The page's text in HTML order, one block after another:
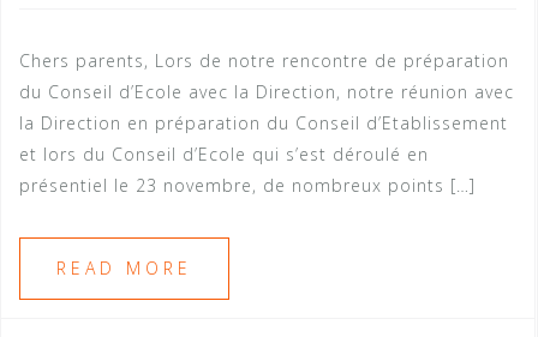
Chers parents, Lors de notre rencontre de préparation
du Conseil d’Ecole avec la Direction, notre réunion avec
la Direction en préparation du Conseil d’Etablissement
et lors du Conseil d’Ecole qui s’est déroulé en
présentiel le 23 novembre, de nombreux points […]
READ MORE